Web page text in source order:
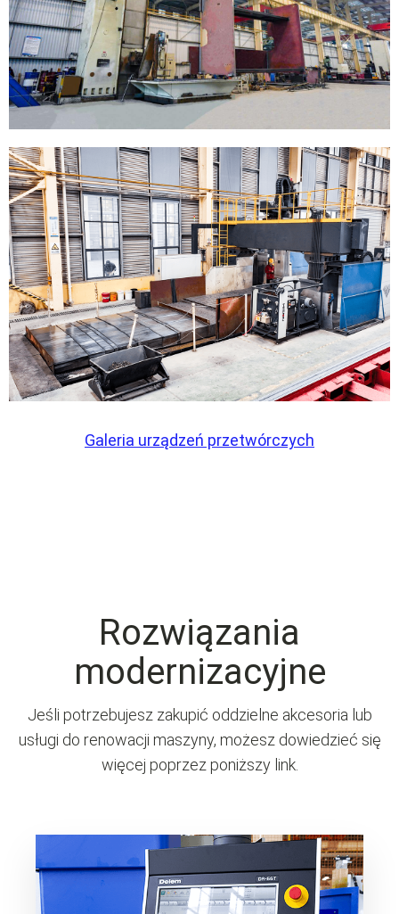
Galeria urządzeń przetwórczych
Rozwiązania
modernizacyjne
Jeśli potrzebujesz zakupić oddzielne akcesoria lub
usługi do renowacji maszyny, możesz dowiedzieć się
więcej poprzez poniższy link.